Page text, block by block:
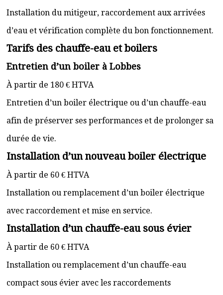
Installation du mitigeur, raccordement aux arrivées
d’eau et vérification complète du bon fonctionnement.
Tarifs des chauffe-eau et boilers
Entretien d’un boiler à Lobbes
À partir de 180 € HTVA
Entretien d’un boiler électrique ou d’un chauffe-eau
afin de préserver ses performances et de prolonger sa
durée de vie.
Installation d’un nouveau boiler électrique
À partir de 60 € HTVA
Installation ou remplacement d’un boiler électrique
avec raccordement et mise en service.
Installation d’un chauffe-eau sous évier
À partir de 60 € HTVA
Installation ou remplacement d’un chauffe-eau
compact sous évier avec les raccordements